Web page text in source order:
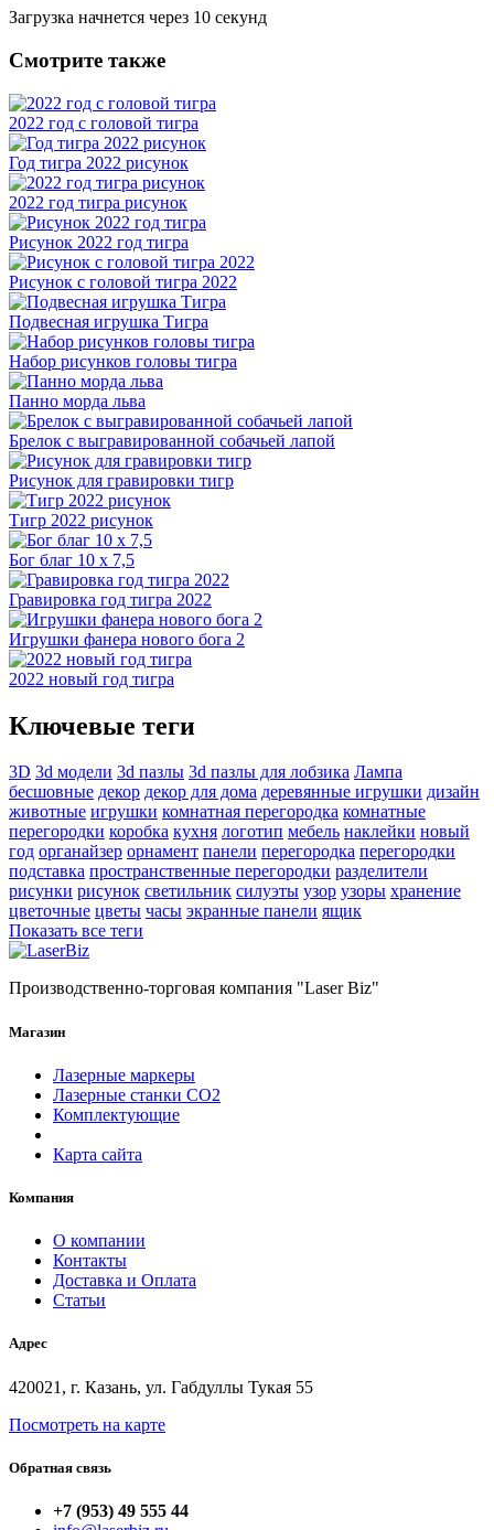
Загрузка начнется через 10 секунд
Смотрите также
2022 год с головой тигра
Год тигра 2022 рисунок
2022 год тигра рисунок
Рисунок 2022 год тигра
Рисунок с головой тигра 2022
Подвесная игрушка Тигра
Набор рисунков головы тигра
Панно морда льва
Брелок с выгравированной собачьей лапой
Рисунок для гравировки тигр
Тигр 2022 рисунок
Бог благ 10 x 7,5
Гравировка год тигра 2022
Игрушки фанера нового бога 2
2022 новый год тигра
Ключевые теги
3D 3d модели 3d пазлы 3d пазлы для лобзика Лампа
бесшовные декор декор для дома деревянные игрушки дизайн
животные игрушки комнатная перегородка комнатные
перегородки коробка кухня логотип мебель наклейки новый
год органайзер орнамент панели перегородка перегородки
подставка пространственные перегородки разделители
рисунки рисунок светильник силуэты узор узоры хранение
цветочные цветы часы экранные панели ящик
Показать все теги
Производственно-торговая компания "Laser Biz"
Магазин
Лазерные маркеры
Лазерные станки СО2
Комплектующие
Карта сайта
Компания
О компании
Контакты
Доставка и Оплата
Статьи
Адрес
420021, г. Казань, ул. Габдуллы Тукая 55
Посмотреть на карте
Обратная связь
+7 (953) 49 555 44